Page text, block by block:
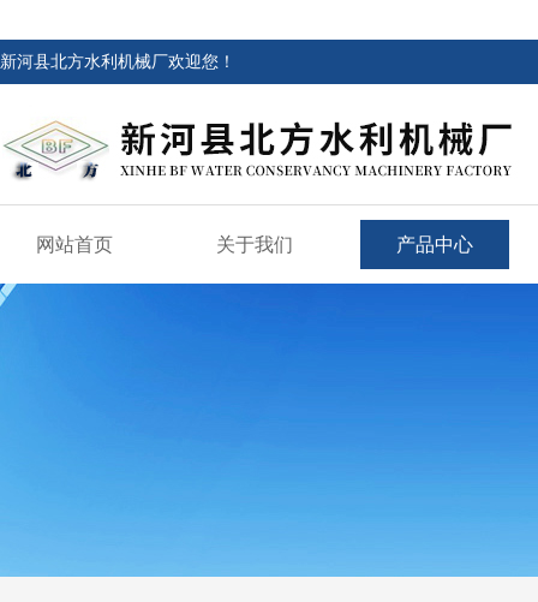
新河县北方水利机械厂欢迎您！
网站首页 关于我们 产品中心